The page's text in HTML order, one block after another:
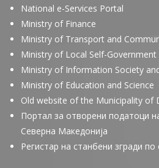
National e-Services Portal
Ministry of Finance
Ministry of Transport and
Ministry of Local Self-Government
Ministry of Information Society
Ministry of Education and Science
Old website of the Municipality of
Портал за отворени податоци
Северна Македонија
Регистар на станбени згради